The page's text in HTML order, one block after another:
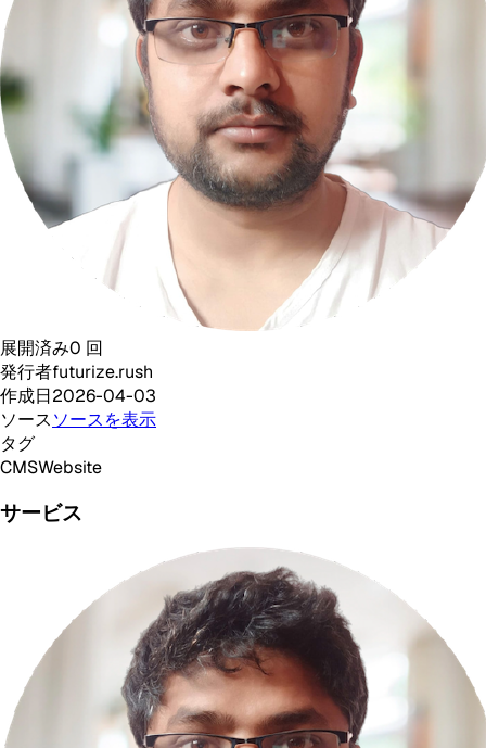
展開済み0 回
発行者futurize.rush
作成日2026-04-03
ソースソースを表示
タグ
CMSWebsite
サービス